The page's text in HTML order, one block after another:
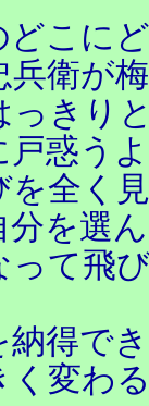
どこに
兵衛が
っきり
惑う
を全く
分を選
って飛
納得で
く変わ